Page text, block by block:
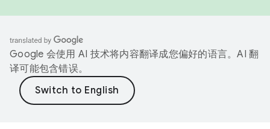
Google 会使用 AI 技术将内容翻译成您偏好的语言。AI 翻
译可能包含错误。